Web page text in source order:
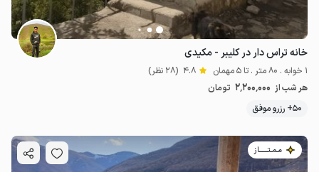
خانه تراس دار در کلیبر - مکیدی
1 خوابه . 80 متر . تا 5 مهمان 4.8 (28 نظر)
هر شب از 2٬200٬000 تومان
50+ رزرو موفق
مـمـتــــــاز